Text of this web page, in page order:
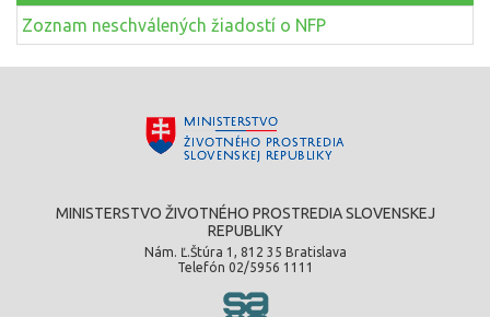
Zoznam neschválených žiadostí o NFP
MINISTERSTVO ŽIVOTNÉHO PROSTREDIA SLOVENSKEJ
REPUBLIKY
Nám. Ľ.Štúra 1, 812 35 Bratislava
Telefón 02/5956 1111